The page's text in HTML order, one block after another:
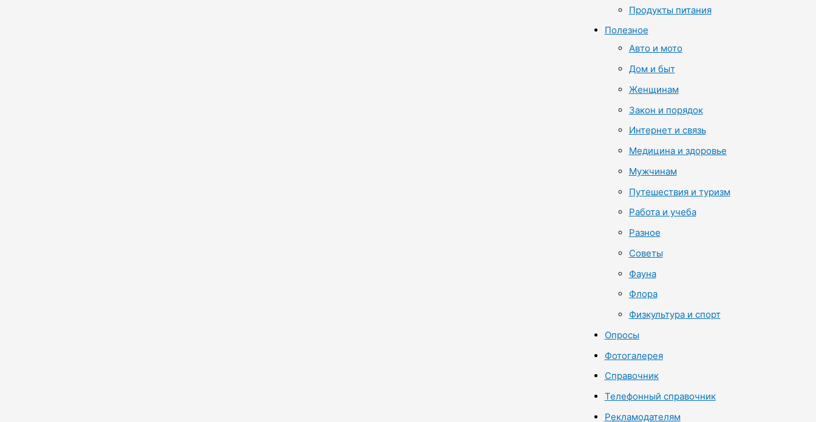
Продукты питания
Полезное
Авто и мото
Дом и быт
Женщинам
Закон и порядок
Интернет и связь
Медицина и здоровье
Мужчинам
Путешествия и туризм
Работа и учеба
Разное
Советы
Фауна
Флора
Физкультура и спорт
Опросы
Фотогалерея
Справочник
Телефонный справочник
Рекламодателям